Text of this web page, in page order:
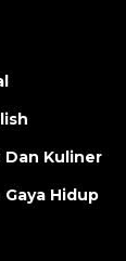
Dan Kuliner
Hidup